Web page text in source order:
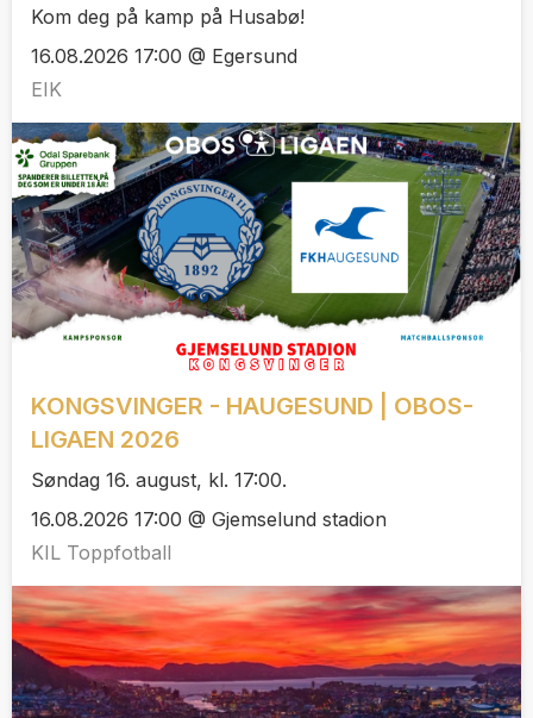
Kom deg på kamp på Husabø!
16.08.2026 17:00 @ Egersund
EIK
KONGSVINGER - HAUGESUND | OBOS-
LIGAEN 2026
Søndag 16. august, kl. 17:00.
16.08.2026 17:00 @ Gjemselund stadion
KIL Toppfotball